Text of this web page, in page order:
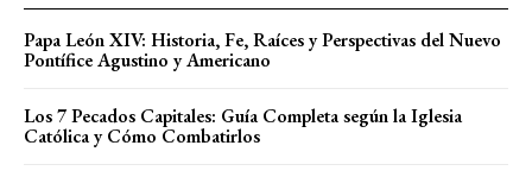
Papa León XIV: Historia, Fe, Raíces y Perspectivas del Nuevo
Pontífice Agustino y Americano
Los 7 Pecados Capitales: Guía Completa según la Iglesia
Católica y Cómo Combatirlos